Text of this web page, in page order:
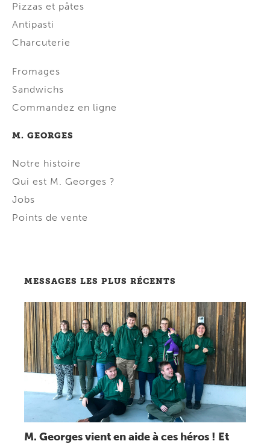
Pizzas et pâtes
Antipasti
Charcuterie
Fromages
Sandwichs
Commandez en ligne
M. GEORGES
Notre histoire
Qui est M. Georges ?
Jobs
Points de vente
MESSAGES LES PLUS RÉCENTS
Lire message
M. Georges vient en aide à ces héros ! Et